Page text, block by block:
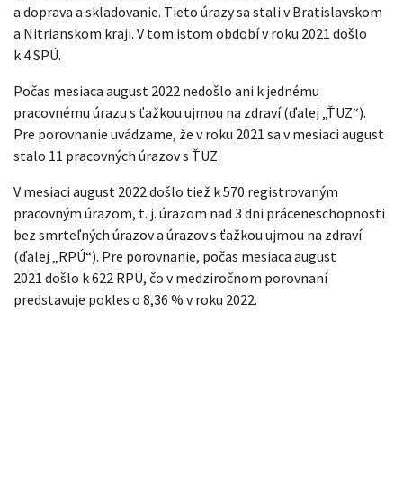
a doprava a skladovanie. Tieto úrazy sa stali v Bratislavskom
a Nitrianskom kraji. V tom istom období v roku 2021 došlo
k 4 SPÚ.
Počas mesiaca august 2022 nedošlo ani k jednému
pracovnému úrazu s ťažkou ujmou na zdraví (ďalej „ŤUZ“).
Pre porovnanie uvádzame, že v roku 2021 sa v mesiaci august
stalo 11 pracovných úrazov s ŤUZ.
V mesiaci august 2022 došlo tiež k 570 registrovaným
pracovným úrazom, t. j. úrazom nad 3 dni práceneschopnosti
bez smrteľných úrazov a úrazov s ťažkou ujmou na zdraví
(ďalej „RPÚ“). Pre porovnanie, počas mesiaca august
2021 došlo k 622 RPÚ, čo v medziročnom porovnaní
predstavuje pokles o 8,36 % v roku 2022.